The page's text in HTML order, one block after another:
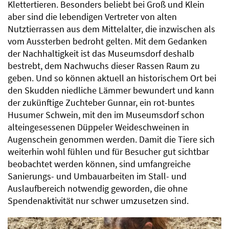
Klettertieren. Besonders beliebt bei Groß und Klein
aber sind die lebendigen Vertreter von alten
Nutztierrassen aus dem Mittelalter, die inzwischen als
vom Aussterben bedroht gelten. Mit dem Gedanken
der Nachhaltigkeit ist das Museumsdorf deshalb
bestrebt, dem Nachwuchs dieser Rassen Raum zu
geben. Und so können aktuell an historischem Ort bei
den Skudden niedliche Lämmer bewundert und kann
der zukünftige Zuchteber Gunnar, ein rot-buntes
Husumer Schwein, mit den im Museumsdorf schon
alteingesessenen Düppeler Weideschweinen in
Augenschein genommen werden. Damit die Tiere sich
weiterhin wohl fühlen und für Besucher gut sichtbar
beobachtet werden können, sind umfangreiche
Sanierungs- und Umbauarbeiten im Stall- und
Auslaufbereich notwendig geworden, die ohne
Spendenaktivität nur schwer umzusetzen sind.